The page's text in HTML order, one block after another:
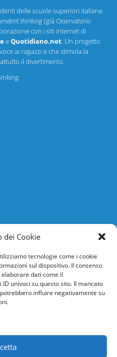
dei Cookie
tecnologie come i cookie
sul dispositivo. Il consenso
dati come il
univoci su questo sito. Il mancato
influire negativamente su
delle scuole superiori italiane
thinking(già Osservatorio
con i siti internet di
eQuotidiano.net. Un progetto
ai ragazzi e che stimola la
il divertimento.